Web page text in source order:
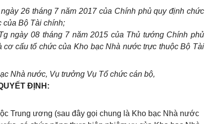
26 tháng 7 năm 2017 của Chính phủ quy định chức
của Bộ Tài chính;
ngày 08 tháng 7 năm 2015 của Thủ tướng Chính phủ
cấu tổ chức của Kho bạc Nhà nước trực thuộc Bộ Tài
Nhà nước, Vụ trưởng Vụ Tổ chức cán bộ,
ĐỊNH:
Trung ương (sau đây gọi chung là Kho bạc Nhà nước